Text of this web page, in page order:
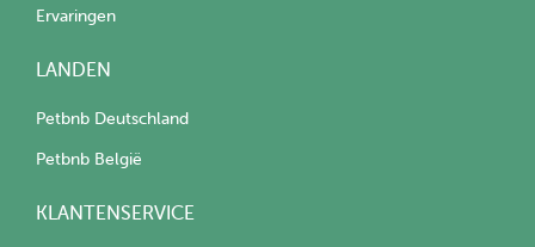
Ervaringen
LANDEN
Petbnb Deutschland
Petbnb België
KLANTENSERVICE